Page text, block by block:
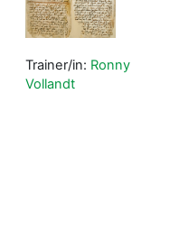
Trainer/in: Ronny
Vollandt